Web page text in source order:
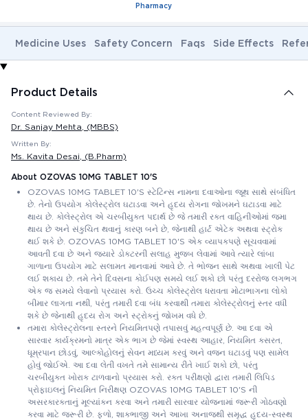
Pharmacy
Medicine Uses Safety Concern Faqs Side Effects
Product Details
Content Reviewed By:
Dr. Sanjay Mehta , (MBBS)
Written By:
Ms. Kavita Desai , (B.Pharm)
About OZOVAS 10MG TABLET 10'S
OZOVAS 10MG TABLET 10'S સ્ટેટિન્સ નામના દવાઓના જૂથ સાથે સંબંધિત
છે. તેનો ઉપયોગ કોલેસ્ટ્રોલ ઘટાડવા અને હૃદય રોગના જોખમને ઘટાડવા માટે
થાય છે. કોલેસ્ટ્રોલ એ ચરબીયુક્ત પદાર્થ છે જે તમારી રક્ત વાહિનીઓમાં જમા
થાય છે અને સંકુચિત થવાનું કારણ બને છે, જેનાથી હાર્ટ એટેક અથવા સ્ટ્રોક
થઈ શકે છે. OZOVAS 10MG TABLET 10'S એક વ્યાપકપણે સૂચવવામાં
આવતી દવા છે અને જ્યારે ડોક્ટરની સલાહ મુજબ લેવામાં આવે ત્યારે લાંબા
ગાળાના ઉપયોગ માટે સલામત માનવામાં આવે છે. તે ભોજન સાથે અથવા ખાલી પેટ
લઈ શકાય છે. તમે તેને દિવસના કોઈપણ સમયે લઈ શકો છો પરંતુ દરરોજ લગભગ
એક જ સમયે લેવાનો પ્રયાસ કરો. ઉચ્ચ કોલેસ્ટ્રોલ ધરાવતા મોટાભાગના લોકો
બીમાર લાગતા નથી, પરંતુ તમારી દવા બંધ કરવાથી તમારા કોલેસ્ટ્રોલનું સ્તર વધી
શકે છે જેનાથી હૃદય રોગ અને સ્ટ્રોકનું જોખમ વધે છે.
તમારા કોલેસ્ટ્રોલના સ્તરને નિયમિતપણે તપાસવું મહત્વપૂર્ણ છે. આ દવા એ
સારવાર કાર્યક્રમનો માત્ર એક ભાગ છે જેમાં સ્વસ્થ આહાર, નિયમિત કસરત,
ધૂમ્રપાન છોડવું, આલ્કોહોલનું સેવન મધ્યમ કરવું અને વજન ઘટાડવું પણ સામેલ
હોવું જોઈએ. આ દવા લેતી વખતે તમે સામાન્ય રીતે ખાઈ શકો છો, પરંતુ
ચરબીયુક્ત ખોરાક ટાળવાનો પ્રયાસ કરો. રક્ત પરીક્ષણો દ્વારા તમારી લિપિડ
પ્રોફાઇલનું નિયમિત નિરીક્ષણ OZOVAS 10MG TABLET 10'S ની
અસરકારકતાનું મૂલ્યાંકન કરવા અને તમારી સારવાર યોજનામાં જરૂરી ગોઠવણો
કરવા માટે જરૂરી છે. ફળો, શાકભાજી અને આખા અનાજથી સમૃદ્ધ હૃદય-સ્વસ્થ